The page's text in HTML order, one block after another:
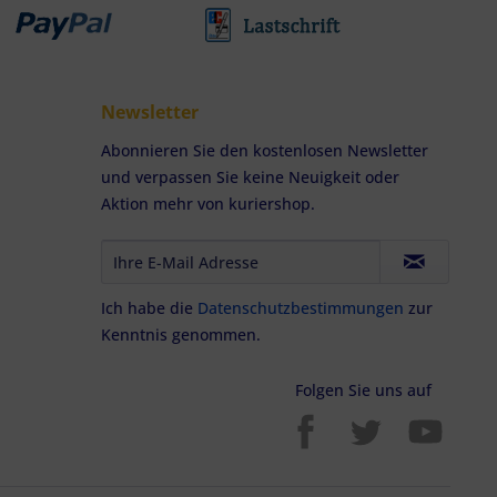
Newsletter
Abonnieren Sie den kostenlosen Newsletter
und verpassen Sie keine Neuigkeit oder
Aktion mehr von kuriershop.
Ich habe die Datenschutzbestimmungen zur
Kenntnis genommen.
Folgen Sie uns auf